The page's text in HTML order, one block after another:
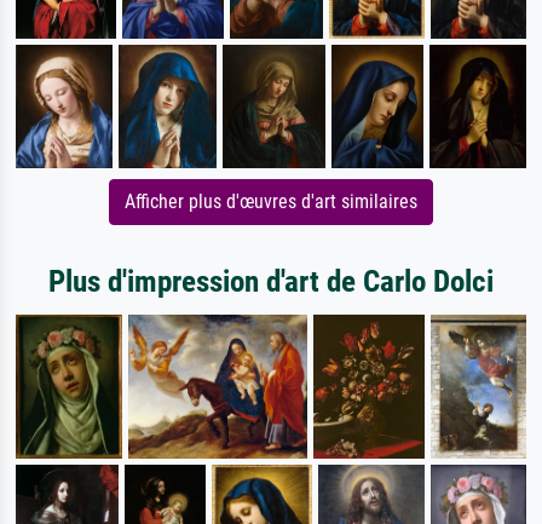
Afficher plus d'œuvres d'art similaires
Plus d'impression d'art de Carlo Dolci